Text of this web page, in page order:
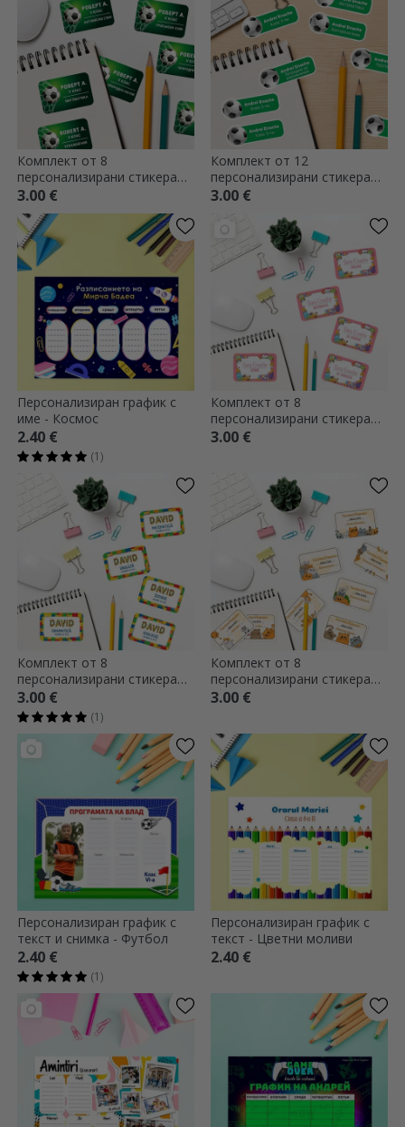
Комплект от 8
персонализирани стикера
(самозалепващи се етикети)
за училище - Футбол
3.00 €
Комплект от 12
персонализирани стикера
(самозалепващи се етикети)
3.00 €
Персонализиран график с
име - Космос
2.40 €
(1)
Комплект от 8
персонализирани стикера
(самозалепващи се етикети)
3.00 €
Комплект от 8
персонализирани стикера
(самозалепващи се етикети)
за училище с текст - Lego
3.00 €
(1)
Комплект от 8
персонализирани стикера
(самозалепващи се етикети)
3.00 €
Персонализиран график с
текст и снимка - Футбол
2.40 €
(1)
Персонализиран график с
текст - Цветни моливи
2.40 €